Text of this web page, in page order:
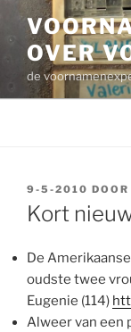
inhoud
OVER
de
GEPLAATST
OP
9-5-2010 DOOR
Kort
De
oudste twee
Eugenie (114)
Alweer van een